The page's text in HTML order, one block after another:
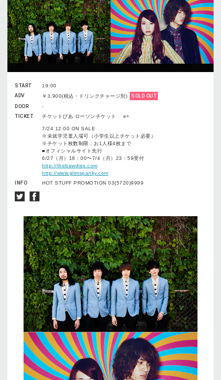
START
19:00
ADV
￥3,900(税込・ドリンクチャージ別)
SOLD OUT
DOOR
-
TICKET
チケットぴあ ローソンチケット e+
7/24 12:00 ON SALE
※未就学児童入場可（小学生以上チケット必要）
※チケット枚数制限：お1人様4枚まで
■オフィシャルサイト先行
6/27（月）18：00〜7/4（月）23：59受付
http://thebawdies.com
http://www.glimspanky.com
INFO
HOT STUFF PROMOTION 03(5720)9999